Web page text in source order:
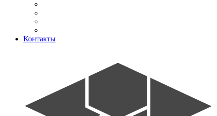
Контакты